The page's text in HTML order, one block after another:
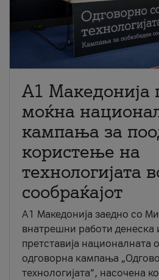
A1 Македонија
моќна
кампања за
користење на
технологијата
сообраќајот
A1 Македонија заедно со
внатрешни работи денеска
претставија националната
одговорна кампања
технологијата“, насочена